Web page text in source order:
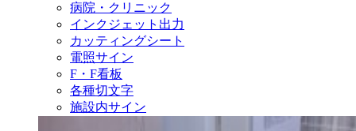
病院・クリニック
インクジェット出力
カッティングシート
電照サイン
F・F看板
各種切文字
施設内サイン